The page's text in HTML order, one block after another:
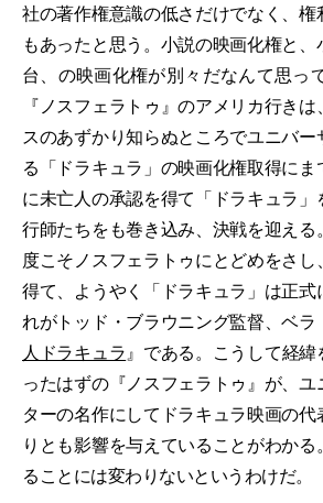
社の著作権意識の低さだけでなく、権
もあったと思う。小説の映画化権と
台、の映画化権が別々だなんて思っ
『ノスフェラトゥ』のアメリカ行き
スのあずかり知らぬところでユニバー
る「ドラキュラ」の映画化権取得に
に未亡人の承認を得て「ドラキュラ
行師たちをも巻き込み、決戦を迎え
度こそノスフェラトゥにとどめをさ
得て、ようやく「ドラキュラ」は正式
れがトッド・ブラウニング監督、ベラ
人ドラキュラ』である。こうして経
ったはずの『ノスフェラトゥ』が、
ターの名作にしてドラキュラ映画の
りとも影響を与えていることがわか
ることには変わりないというわけだ。